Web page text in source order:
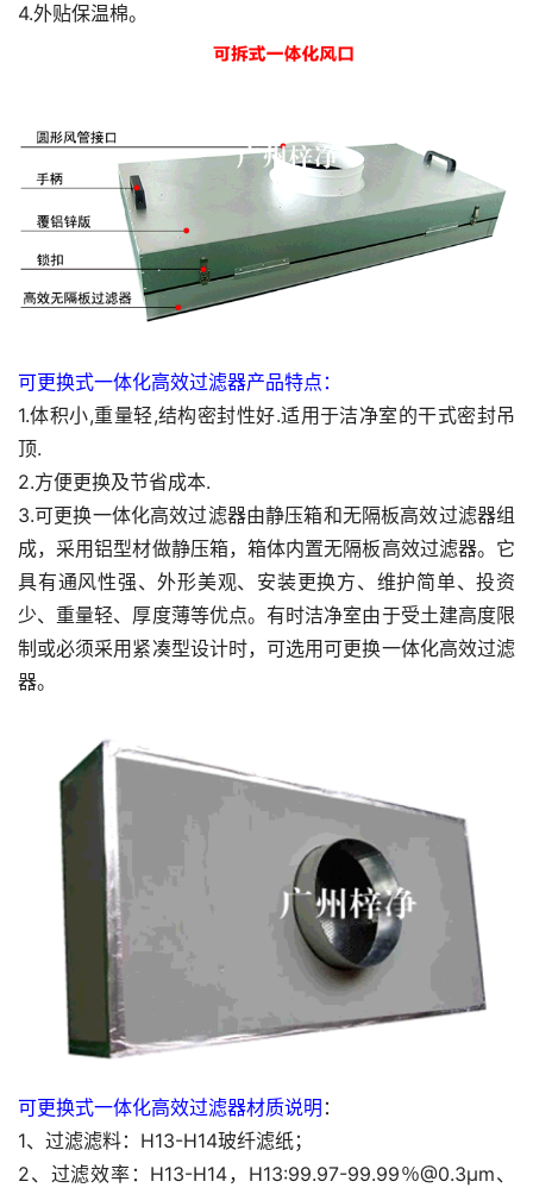
4.外贴保温棉。
可更换式一体化高效过滤器产品特点：
1.体积小,重量轻,结构密封性好.适用于洁净室的干式密封吊
顶.
2.方便更换及节省成本.
3.可更换一体化高效过滤器由静压箱和无隔板高效过滤器组
成，采用铝型材做静压箱，箱体内置无隔板高效过滤器。它
具有通风性强、外形美观、安装更换方、维护简单、投资
少、重量轻、厚度薄等优点。有时洁净室由于受土建高度限
制或必须采用紧凑型设计时，可选用可更换一体化高效过滤
器。
可更换式一体化高效过滤器材质说明 ：
1、过滤滤料：H13-H14玻纤滤纸；
2、过滤效率：H13-H14，H13:99.97-99.99％@0.3μm、